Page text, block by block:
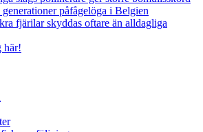
påfågelöga i Belgien
fjärilar skyddas oftare än alldagliga
här!